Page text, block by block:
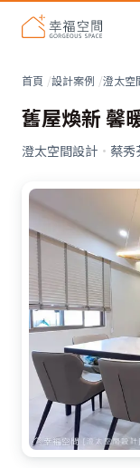
首頁 設計案例 澄太空
舊屋煥新 馨
澄太空間設計 · 蔡秀